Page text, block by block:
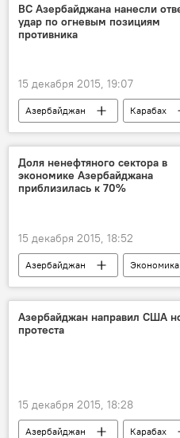
ВС Азербайджана нанесли
удар по огневым позициям
противника
15 декабря 2015, 19:07
Азербайджан Карабах
Доля ненефтяного сектора в
экономике Азербайджана
приблизилась к 70%
15 декабря 2015, 18:52
Азербайджан Экономика
Азербайджан направил США
протеста
15 декабря 2015, 18:28
Азербайджан Карабах